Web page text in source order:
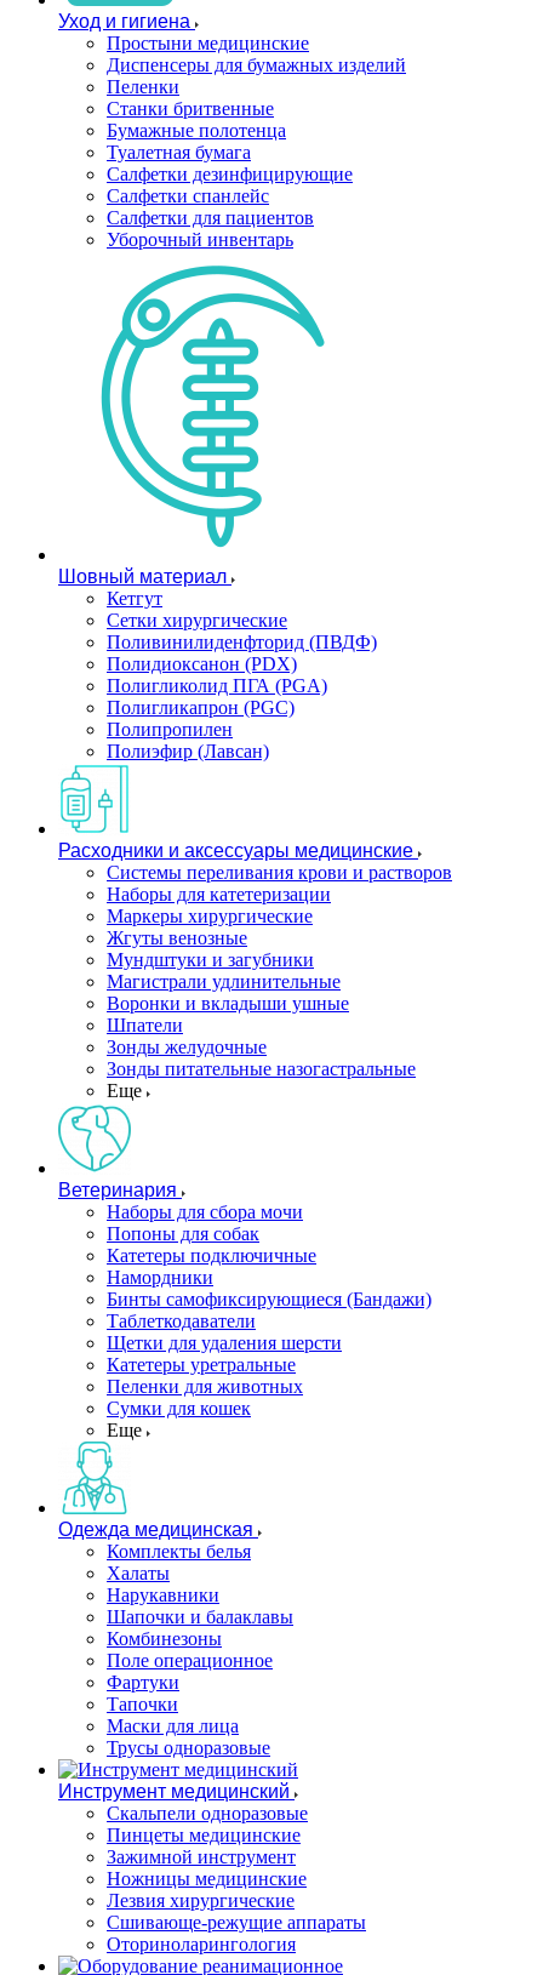
Уход и гигиена
Простыни медицинские
Диспенсеры для бумажных изделий
Пеленки
Станки бритвенные
Бумажные полотенца
Туалетная бумага
Салфетки дезинфицирующие
Салфетки спанлейс
Салфетки для пациентов
Уборочный инвентарь
Шовный материал
Кетгут
Сетки хирургические
Поливинилиденфторид (ПВДФ)
Полидиоксанон (PDX)
Полигликолид ПГА (PGA)
Полигликапрон (PGC)
Полипропилен
Полиэфир (Лавсан)
Расходники и аксессуары медицинские
Системы переливания крови и растворов
Наборы для катетеризации
Маркеры хирургические
Жгуты венозные
Мундштуки и загубники
Магистрали удлинительные
Воронки и вкладыши ушные
Шпатели
Зонды желудочные
Зонды питательные назогастральные
Еще
Ветеринария
Наборы для сбора мочи
Попоны для собак
Катетеры подключичные
Намордники
Бинты самофиксирующиеся (Бандажи)
Таблеткодаватели
Щетки для удаления шерсти
Катетеры уретральные
Пеленки для животных
Сумки для кошек
Еще
Одежда медицинская
Комплекты белья
Халаты
Нарукавники
Шапочки и балаклавы
Комбинезоны
Поле операционное
Фартуки
Тапочки
Маски для лица
Трусы одноразовые
Инструмент медицинский
Скальпели одноразовые
Пинцеты медицинские
Зажимной инструмент
Ножницы медицинские
Лезвия хирургические
Сшивающе-режущие аппараты
Оториноларингология